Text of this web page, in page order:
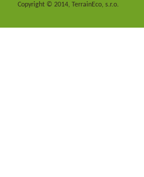
Copyright © 2014, TerrainEco, s.r.o.